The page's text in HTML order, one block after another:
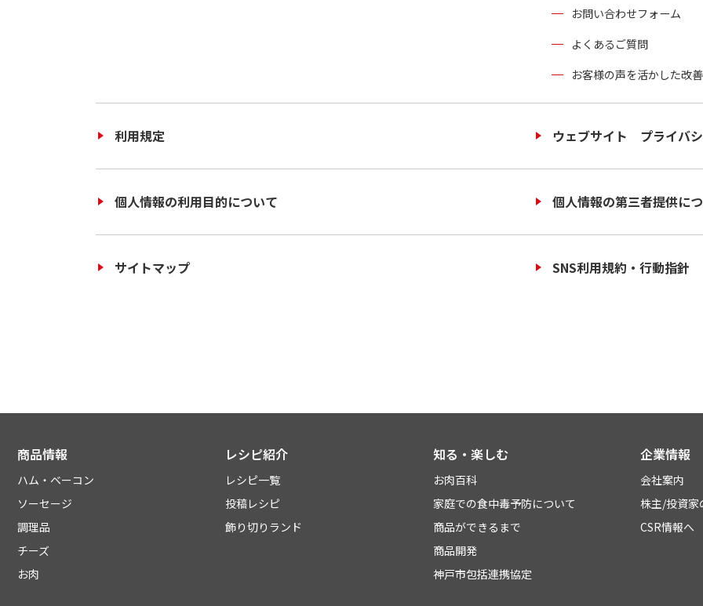
お問い合わせフォーム
よくあるご質問
お客様の声を活かした改
利用規定 ウェブサイト プライバ
個人情報の利用目的について 個人情報の第三者提供に
サイトマップ SNS利用規約・行動指針
商品情報
ハム・ベーコン
ソーセージ
調理品
チーズ
お肉
レシピ紹介
レシピ一覧
投稿レシピ
飾り切りランド
知る・楽しむ
お肉百科
家庭での食中毒予防について
商品ができるまで
商品開発
神戸市包括連携協定
企業情報
会社案内
株主/投資家
CSR情報へ